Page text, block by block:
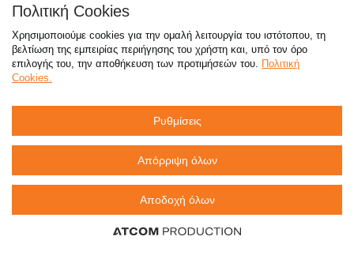
Τηλέφωνα Επικοινωνίας Κεντρικών Γραφείων:
800 117 7777
emarket@sklavenitis.gr
Απαντήσεις σε συχνές ερωτήσεις
τόσο φθηνά όσο πουθενά
Πολιτική Cookies
Χρησιμοποιούμε cookies για την ομαλή λειτουργία του ιστότοπου, τη
βελτίωση της εμπειρίας περιήγησης του χρήστη και, υπό τον όρο
επιλογής του, την αποθήκευση των προτιμήσεών του. Πολιτική
Cookies.
Ρυθμίσεις
Απόρριψη όλων
Αποδοχή όλων